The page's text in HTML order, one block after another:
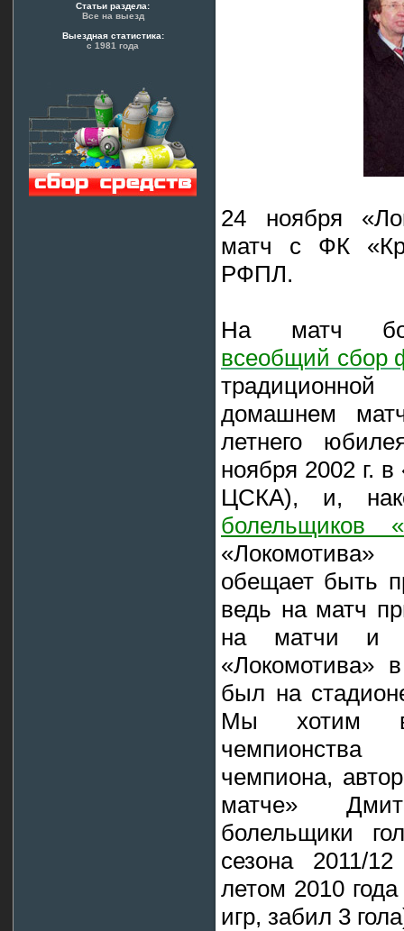
Статьи раздела:
Все на выезд
Выездная статистика:
с 1981 года
24 ноября
матч с ФК
РФПЛ.
На матч
всеобщий сбор
домашнем
летнего
ноября 2002 г.
ЦСКА), и,
болельщиков
обещает быть
ведь на матч
на матчи и
«Локомотива»
был на
Мы хотим
чемпиона,
матче»
болельщики
сезона 2011/
летом 2010
игр, забил 3